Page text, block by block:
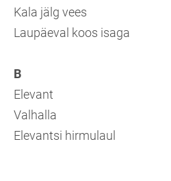
Kala jälg vees
Laupäeval koos isaga
B
Elevant
Valhalla
Elevantsi hirmulaul